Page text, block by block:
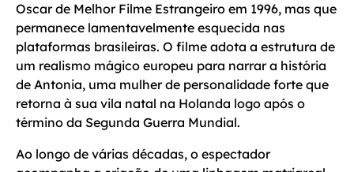
Oscar de Melhor Filme Estrangeiro em 1996, mas que
permanece lamentavelmente esquecida nas
plataformas brasileiras. O filme adota a estrutura de
um realismo mágico europeu para narrar a história
de Antonia, uma mulher de personalidade forte que
retorna à sua vila natal na Holanda logo após o
término da Segunda Guerra Mundial.
Ao longo de várias décadas, o espectador